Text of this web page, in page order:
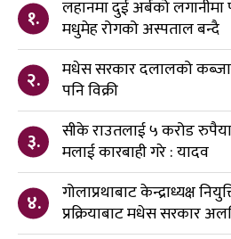
१.
लहानमा दुई अर्बको
मधुमेह रोगको अस्पताल बन्दै
२.
मधेस सरकार दलालको
पनि विक्री
३.
सीके राउतलाई ५ करोड
मलाई कारबाही गरे : यादव
४.
गोलाप्रथाबाट केन्द्राध्यक्ष
प्रक्रियाबाट मधेस सरकार